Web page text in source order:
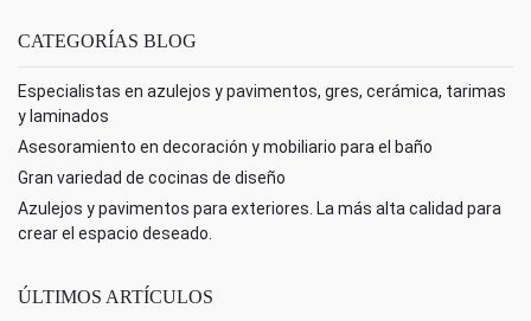
CATEGORÍAS BLOG
Especialistas en azulejos y pavimentos, gres, cerámica, tarimas
y laminados
Asesoramiento en decoración y mobiliario para el baño
Gran variedad de cocinas de diseño
Azulejos y pavimentos para exteriores. La más alta calidad para
crear el espacio deseado.
ÚLTIMOS ARTÍCULOS